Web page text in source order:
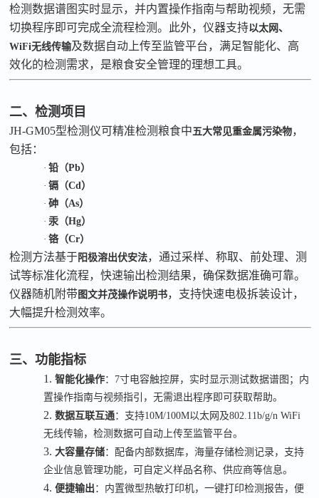
检测数据谱图实时显示，并内置操作指南与帮助视频，无需
切换程序即可完成全流程检测。此外，仪器支持以太网、
WiFi无线传输及数据自动上传至监管平台，满足智能化、高
效化的检测需求，是粮食安全管理的理想工具。
二、检测项目
JH-GM05型检测仪可精准检测粮食中五大常见重金属污染物，
包括：
·铅（Pb）
·镉（Cd）
·砷（As）
·汞（Hg）
·铬（Cr）
检测方法基于阳极溶出伏安法，通过采样、称取、前处理、测
试等标准化流程，快速输出检测结果，确保数据准确可靠。
仪器随机附带图文并茂操作说明书，支持快速电极拆装设计，
大幅提升检测效率。
三、功能指标
1.智能化操作： 7寸电容触控屏，实时显示测试数据谱图；内
置操作指南与视频指引，无需退出程序即可获取帮助。
2.数据互联互通：支持10M/100M以太网及802.11b/g/n WiFi
无线传输，检测数据可自动上传至监管平台。
3.大容量存储：配备内部数据库，海量存储检测记录，支持
企业信息管理功能，可自定义样品名称、供应商等信息。
4.便捷输出 ：内置微型热敏打印机，一键打印检测报告，便